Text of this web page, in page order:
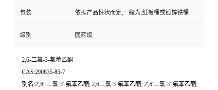
包装 依据产品性状而定,一般为:纸板桶或镀锌铁桶
级别 医药级
2,6-二氯-3-氟苯乙酮
CAS:290835-85-7
别名:2',6'-二氯-3'-氟苯乙酮; 2,6二氯-3-氟苯乙酮; 2',6'二氯-3'-氟苯乙酮;